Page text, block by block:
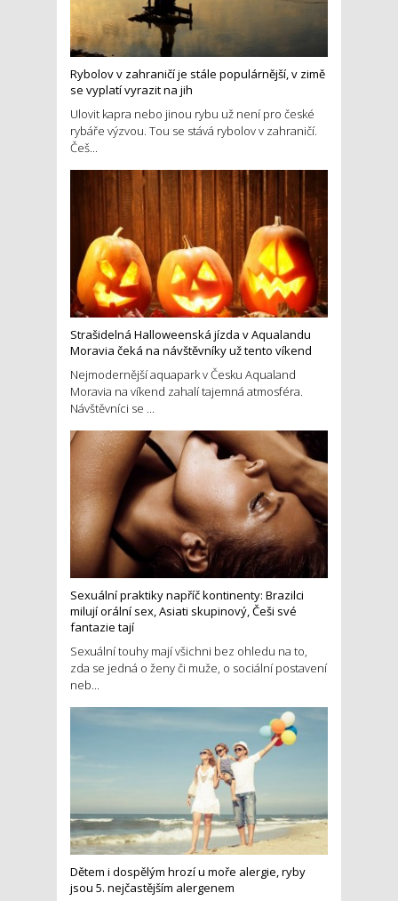
Rybolov v zahraničí je stále populárnější, v zimě
se vyplatí vyrazit na jih
Ulovit kapra nebo jinou rybu už není pro české
rybáře výzvou. Tou se stává rybolov v zahraničí.
Češ...
Strašidelná Halloweenská jízda v Aqualandu
Moravia čeká na návštěvníky už tento víkend
Nejmodernější aquapark v Česku Aqualand
Moravia na víkend zahalí tajemná atmosféra.
Návštěvníci se ...
Sexuální praktiky napříč kontinenty: Brazilci
milují orální sex, Asiati skupinový, Češi své
fantazie tají
Sexuální touhy mají všichni bez ohledu na to,
zda se jedná o ženy či muže, o sociální postavení
neb...
Dětem i dospělým hrozí u moře alergie, ryby
jsou 5. nejčastějším alergenem